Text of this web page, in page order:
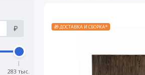
₽
283 тыс.
🎁 ДОСТАВКА И СБОРКА*